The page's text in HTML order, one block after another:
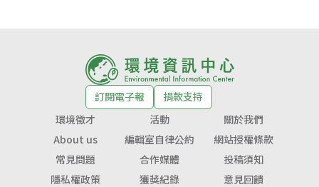
訂閱電子報
捐款支持
環境徵才
活動
關於我們
About us
編輯室自律公約
網站授權條款
常見問題
合作媒體
投稿須知
隱私權政策
獲獎紀錄 意見回饋